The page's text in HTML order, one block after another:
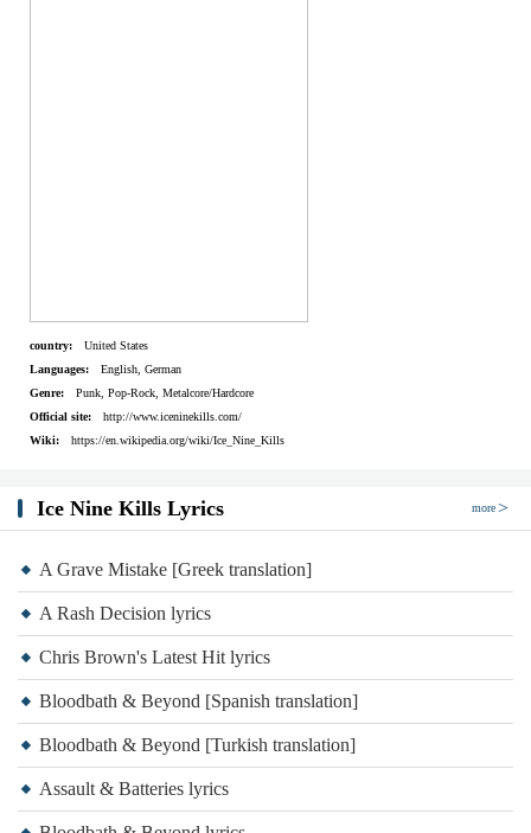
Na, na, na, na
Na, na, na, na
Na, na, na, na
Na
Közben elakadtál
Nem tudom tisztázni
Nincs menekvés a zuhanyzó jelenet elől!
Nincs menekvés a zuhanyzó jelenet elől!
A zuhanyzó jelenet elől!
Na, na, na, na
Na, na
Mindig én takarítok utána...
[Refrén]
country:
United States
Languages:
English, German
Genre:
Punk, Pop-Rock, Metalcore/Hardcore
Official site:
http://www.iceninekills.com/
Wiki:
https://en.wikipedia.org/wiki/Ice_Nine_Kills
Ice Nine Kills Lyrics more
A Grave Mistake [Greek translation]
A Rash Decision lyrics
Chris Brown's Latest Hit lyrics
Bloodbath & Beyond [Spanish translation]
Bloodbath & Beyond [Turkish translation]
Assault & Batteries lyrics